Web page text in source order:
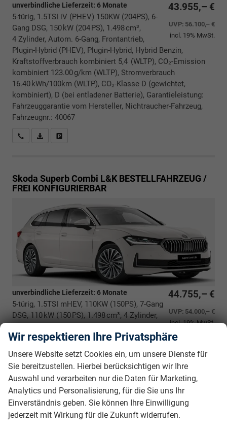
43.955,– €
UVP: 56.100,– €
incl. 19% MwSt.
unverbindliche Lieferzeit: 6 Monate
5-türig, 1.5TSI iV (PHEV) 150KW (204PS), 6-
Gang DSG, 150 kW (204 PS), 1.498 cm³,
4 Zylinder, Autom. 6-Gang, Frontantrieb,
Plugin-Hybrid (PHEV), Plugin-Hybrid, Hybrid Benzin,
Kraftstoffverbrauch kombiniert 5,4 (WLTP), CO₂-Emission
kombiniert 123.00 g/km (WLTP), Stromverbrauch
16.40 kWh/100km (WLTP), CO₂-Klasse D (gewichtet,
kombiniert), D (bei entladener Batterie), Garantieleistung:
Fahrzeuggarantie vom Hersteller, Nichtraucher-Fahrzeug,
Fahrzeugnr.: 40067
Rückrufbitte absenden
PDF-Datei, Fahrzeugexposé drucken
Skoda Superb Combi L&K BESTELLFAHRZEUG /
FREI KONFIGURIERBAR
44.755,– €
UVP: 54.000,– €
incl. 19% MwSt.
unverbindliche Lieferzeit: 6 Monate
5-türig, 1.5TSI mHEV, 110KW (150PS), 7-Gang
DSG, 110 kW (150 PS), 1.498 cm³, 4 Zylinder,
(MHEV), Benzin, Kraftstoffverbrauch kombiniert 5,3 (WLTP),
CO₂-Emission kombiniert 122.00 g/km (WLTP), CO₂-Klasse
D, Garantieleistung: Fahrzeuggarantie vom Hersteller,
Nichtraucher-Fahrzeug, Fahrzeugnr.: 38601
Rückrufbitte absenden
PDF-Datei, Fahrzeugexposé drucken
Drucken, parken oder vergleichen
Wir respektieren Ihre Privatsphäre
Unsere Website setzt Cookies ein, um unsere Dienste für
Sie bereitzustellen. Hierbei berücksichtigen wir Ihre
Auswahl und verarbeiten nur die Daten für Marketing,
Analytics und Personalisierung, für die Sie uns Ihr
Einverständnis geben. Sie können Ihre Einwilligung
jederzeit mit Wirkung für die Zukunft widerrufen.